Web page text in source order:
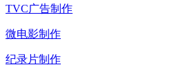
TVC广告制作
微电影制作
纪录片制作